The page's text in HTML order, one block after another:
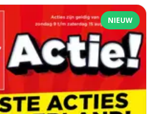
NIEUW